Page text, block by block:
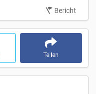
Teilen
Bericht